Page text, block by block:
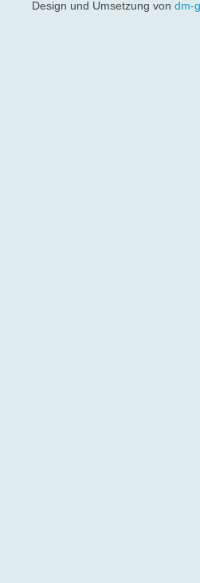
Design und Umsetzung von dm-